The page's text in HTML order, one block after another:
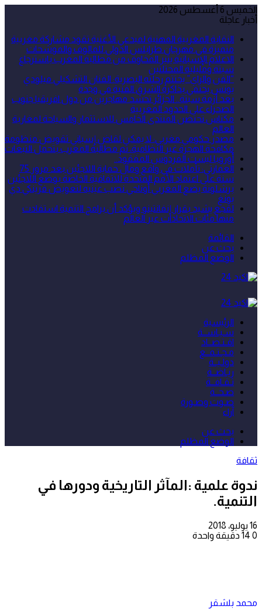
الخميس 6 أغسطس 2026
أخبار عاجلة
النقابة المغربية المهنية لمبدعي الأغنية تقود مشاركة مغربية
متميزة في مهرجان طرابلس الدولي للمالوف والموشحات
الاعلام الإسبانية يثير المخاوف من مطالبة المغرب باسترجاع
سبتة ومليلية المحتلتين
“الفن والراي” يختتم رحلته البصرية: الفنان التشكيلي ميلودي
يونس يحتفي بذاكرة الشرق الفنية في وجدة
بعد أزمة سبتة.. الجزائر تحشد مهاجرين من دول افريقيا جنوب
الصحراء على الحدود المغربية
مكناس تحتضن المنتدى الخامس للاستثمار والسياحة لمغاربة
العالم
مصدر حكومي مغربي: لا يمكن لقاض إسباني تقويض منظومة
مكافحة الهجرة غير النظامية، ثم مطالبة المغرب بتحمل التبعات
أوروبا ليست الفردوس المفقود..
العمارتي: تأملات في واقع ومآل حماية اللاجئين بعد مرور 75
سنة على اعتماد الأمم المتحدة للاتفاقية الخاصة بوضع اللاجئين
برشلونة يضع المغربي أوناحي نصب عينيه لتعويض فرينكي دي
يونغ
لقجع يشيد بقرار إنفانتينو ويؤكد أن برامج التنمية استفادت
منها مئات الاتحادات عبر العالم
القائمة
بحث عن
الوضع المظلم
الرئيسية
سـيـاســة
اقـتـصــاد
مـجـتـمــع
دولـيــة
ريـاضــة
ثـقـافــة
صـحــة
صـوت وصـورة
آراء
بحث عن
الوضع المظلم
ثقافة
ندوة علمية :المآثر التاريخية ودورها في
التنمية.
16 يوليو، 2018
0
دقيقة واحدة
محمد بلشقر